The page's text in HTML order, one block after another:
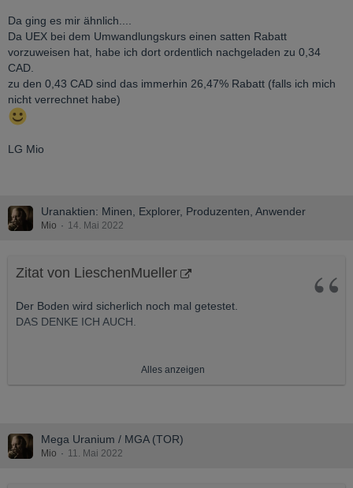
Da ging es mir ähnlich....
Da UEX bei dem Umwandlungskurs einen satten Rabatt
vorzuweisen hat, habe ich dort ordentlich nachgeladen zu 0,34
CAD.
zu den 0,43 CAD sind das immerhin 26,47% Rabatt (falls ich mich
nicht verrechnet habe)
LG Mio
Uranaktien: Minen, Explorer, Produzenten, Anwender
Mio 14. Mai 2022
Zitat von LieschenMueller
Der Boden wird sicherlich noch mal getestet.
DAS DENKE ICH AUCH.
Uraninvestitionen betreffen einen sehr kleinen Markt der
hochvolatil ist.
DAS SEHE ICH NICHT SO. DIE MEISTEN URANWERTE
HABEN KEINE SCHULDEN UND HABEN SICH GERADE IN DER
Alles anzeigen
Mega Uranium / MGA (TOR)
Mio 11. Mai 2022